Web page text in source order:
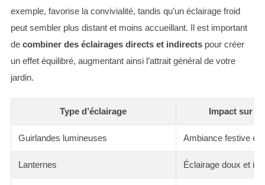
exemple, favorise la convivialité, tandis qu’un éclairage froid
peut sembler plus distant et moins accueillant. Il est important
de combiner des éclairages directs et indirectspour créer
un effet équilibré, augmentant ainsi l’attrait général de votre
jardin.
Type d’éclairage Impact sur
Guirlandes lumineuses Ambiance festive et
Lanternes Éclairage doux et